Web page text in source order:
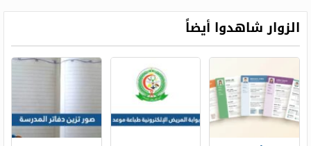
الزوار شاهدوا أيضاً